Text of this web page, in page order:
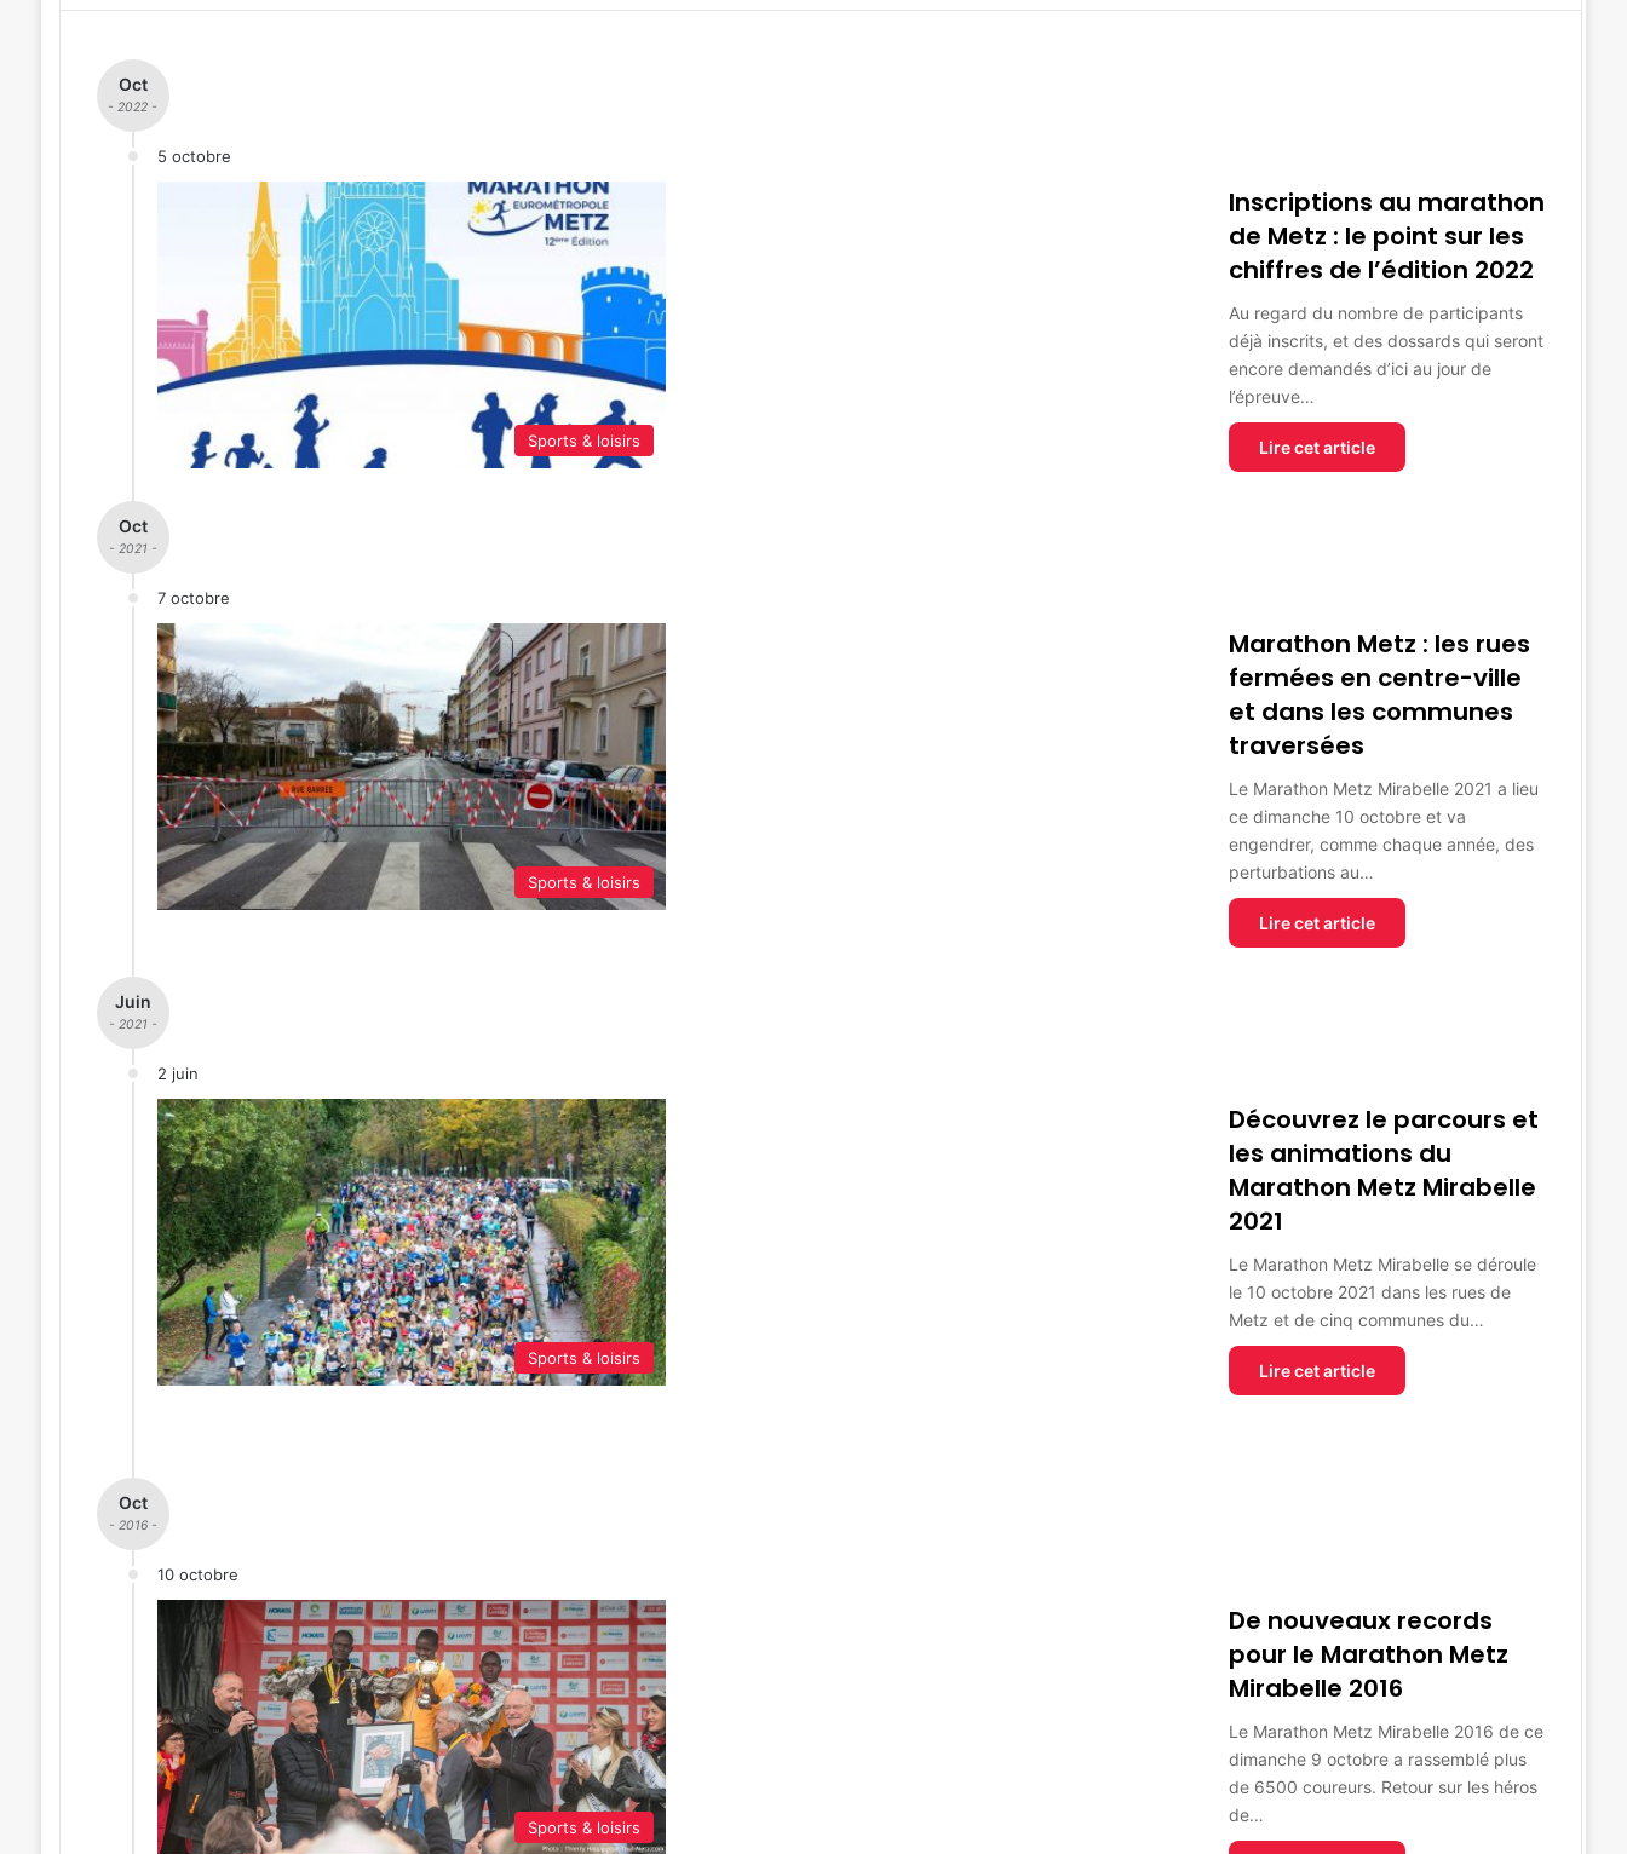
Oct
- 2022 -
5 octobre
Sports & loisirs
Inscriptions au marathon
de Metz : le point sur les
chiffres de l’édition 2022
Au regard du nombre de participants
déjà inscrits, et des dossards qui seront
encore demandés d’ici au jour de
l’épreuve…
Lire cet article
Oct
- 2021 -
7 octobre
Sports & loisirs
Marathon Metz : les rues
fermées en centre-ville
et dans les communes
traversées
Le Marathon Metz Mirabelle 2021 a lieu
ce dimanche 10 octobre et va
engendrer, comme chaque année, des
perturbations au…
Lire cet article
Juin
- 2021 -
2 juin
Sports & loisirs
Découvrez le parcours et
les animations du
Marathon Metz Mirabelle
2021
Le Marathon Metz Mirabelle se déroule
le 10 octobre 2021 dans les rues de
Metz et de cinq communes du…
Lire cet article
Oct
- 2016 -
10 octobre
Sports & loisirs
De nouveaux records
pour le Marathon Metz
Mirabelle 2016
Le Marathon Metz Mirabelle 2016 de ce
dimanche 9 octobre a rassemblé plus
de 6500 coureurs. Retour sur les héros
de…